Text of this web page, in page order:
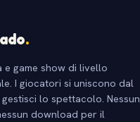
.
e game show di livello
I giocatori si uniscono dal
lo spettacolo. Nessun
download per il